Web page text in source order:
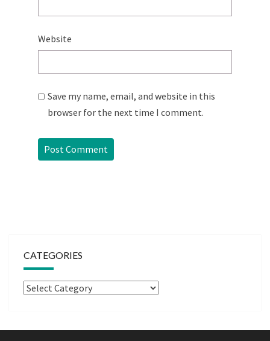
Website
Save my name, email, and website in this
browser for the next time I comment.
CATEGORIES
Categories